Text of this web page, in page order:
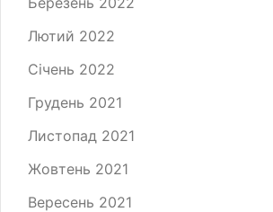
Лютий 2022
Січень 2022
Грудень 2021
Листопад 2021
Жовтень 2021
Вересень 2021